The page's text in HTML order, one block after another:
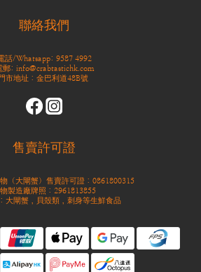
聯絡我們
話/Whatsapp: 9587 4992
郵: info@crabtastichk.com
市地址：金巴利道48B號
售賣許可證
（大閘蟹）售賣許可證：0861800315
製造廠牌照：2961813855
大閘蟹，貝殼類，刺身等生鮮食品